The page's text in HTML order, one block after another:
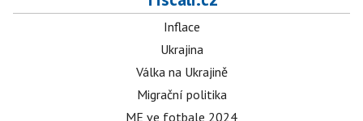
Inflace
Ukrajina
Válka na Ukrajině
Migrační politika
ME ve fotbale 2024